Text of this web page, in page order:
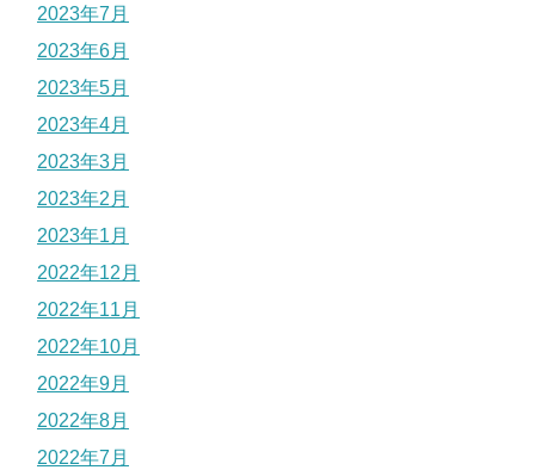
2023年7月
2023年6月
2023年5月
2023年4月
2023年3月
2023年2月
2023年1月
2022年12月
2022年11月
2022年10月
2022年9月
2022年8月
2022年7月